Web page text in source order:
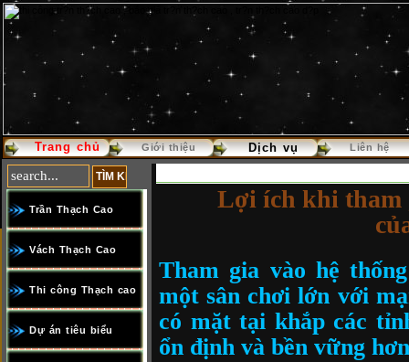
Trang chủ Giới thiệu Dịch vụ Liên hệ
Báo giá thi công trần thạch cao Báo Giá Thi công trần
Trần Thạch Cao
Vách Thạch Cao
Thi công Thạch cao
Dự án tiêu biểu
Lợi ích khi tham
Tham gia vào hệ
một sân chơi lớn với
có mặt tại khắp các
ổn định và bền vững